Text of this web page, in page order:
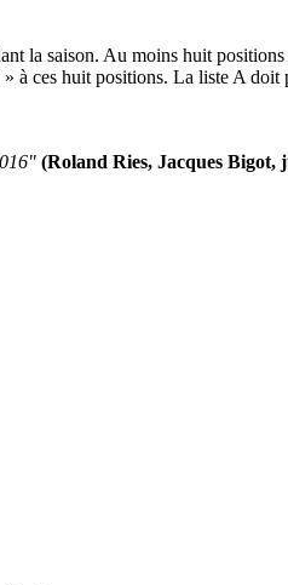
la saison. Au moins huit
à ces huit positions. La liste A
(Roland Ries, Jacques Bigot,